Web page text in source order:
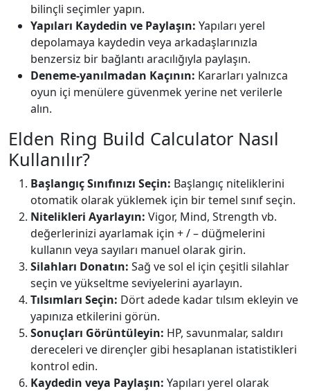
bilinçli seçimler yapın.
Yapıları Kaydedin ve Paylaşın: Yapıları yerel
depolamaya kaydedin veya arkadaşlarınızla
benzersiz bir bağlantı aracılığıyla paylaşın.
Deneme-yanılmadan Kaçının: Kararları yalnızca
oyun içi menülere güvenmek yerine net verilerle
alın.
Elden Ring Build Calculator Nasıl
Kullanılır?
Başlangıç Sınıfınızı Seçin: Başlangıç niteliklerini
otomatik olarak yüklemek için bir temel sınıf seçin.
Nitelikleri Ayarlayın: Vigor, Mind, Strength vb.
değerlerinizi ayarlamak için + / – düğmelerini
kullanın veya sayıları manuel olarak girin.
Silahları Donatın: Sağ ve sol el için çeşitli silahlar
seçin ve yükseltme seviyelerini ayarlayın.
Tılsımları Seçin: Dört adede kadar tılsım ekleyin ve
yapınıza etkilerini görün.
Sonuçları Görüntüleyin: HP, savunmalar, saldırı
dereceleri ve dirençler gibi hesaplanan istatistikleri
kontrol edin.
Kaydedin veya Paylaşın: Yapıları yerel olarak